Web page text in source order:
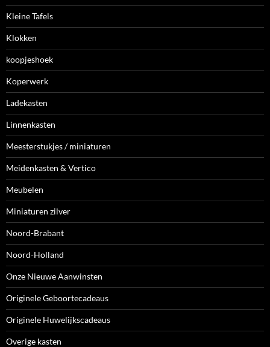
Kleine Tafels
Klokken
koopjeshoek
Koperwerk
Ladekasten
Linnenkasten
Meesterstukjes / miniaturen
Meidenkasten & Vertico
Meubelen
Miniaturen zilver
Noord-Brabant
Noord-Holland
Onze Nieuwe Aanwinsten
Originele Geboortecadeaus
Originele Huwelijkscadeaus
Overige kasten